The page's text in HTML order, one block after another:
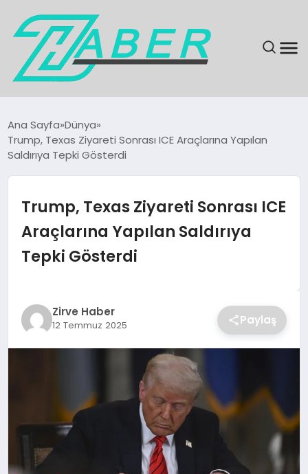
GÜNDEM
EĞITIM
SAĞLIK
Ana Sayfa Dünya
Trump, Texas Ziyareti Sonrası ICE Araçlarına Yapılan
Saldırıya Tepki Gösterdi
Trump, Texas Ziyareti Sonrası ICE
Araçlarına Yapılan Saldırıya
Tepki Gösterdi
Zirve Haber
12 Temmuz 2025 Paylaş